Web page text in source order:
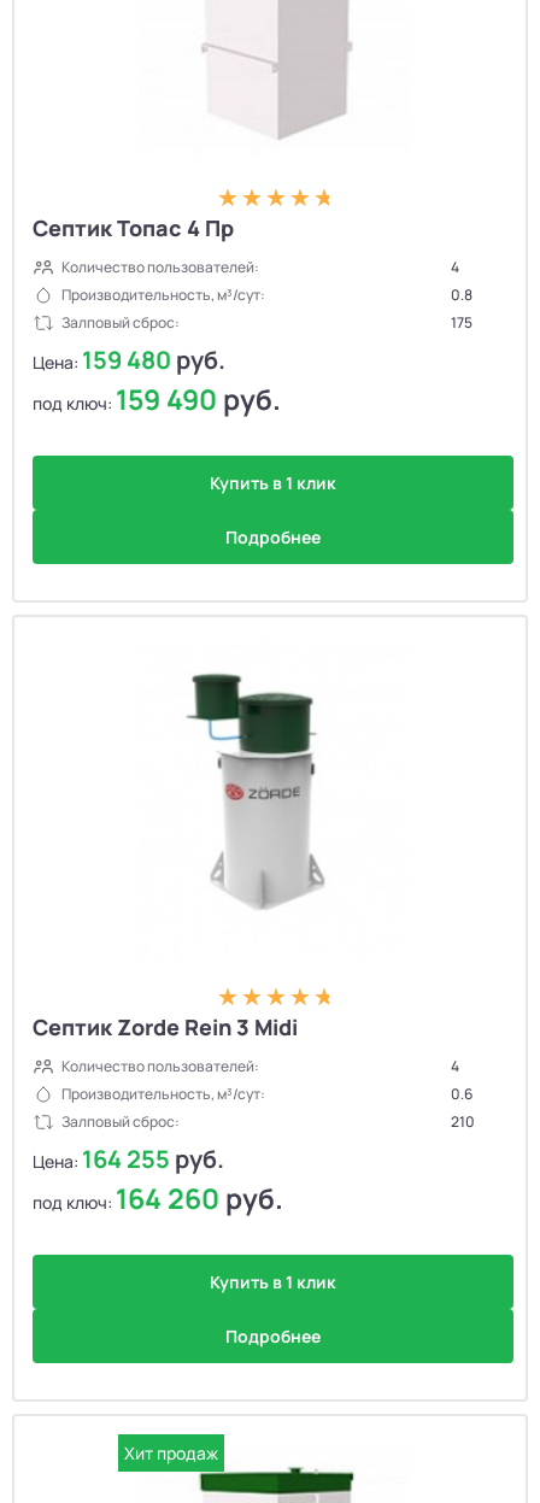
Септик Топас 4 Пр
Количество пользователей:
4
Производительность, м³/сут:
0.8
Залповый сброс:
175
Цена: 159 480 руб.
под ключ: 159 490 руб.
Купить в 1 клик
Подробнее
Септик Zorde Rein 3 Midi
Количество пользователей:
4
Производительность, м³/сут:
0.6
Залповый сброс:
210
Цена: 164 255 руб.
под ключ: 164 260 руб.
Купить в 1 клик
Подробнее
Хит продаж